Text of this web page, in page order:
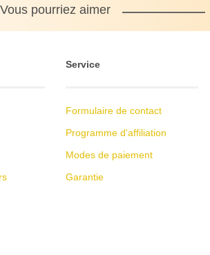
Vous pourriez aimer
Service
Formulaire de contact
Programme d'affiliation
Modes de paiement
Garantie